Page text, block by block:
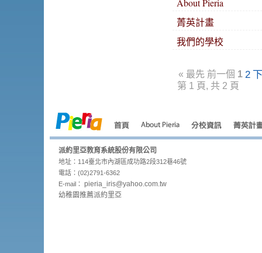
About Pieria
菁英計畫
我們的學校
« 最先 前一個 1 2
第 1 頁, 共 2 頁
派約里亞教育系統股份有限公司
地址：114臺北市內湖區成功路2段312巷46號
電話：(02)2791-6362
E-mail： pieria_ iris@yahoo.com.tw
幼稚園推薦派約里亞